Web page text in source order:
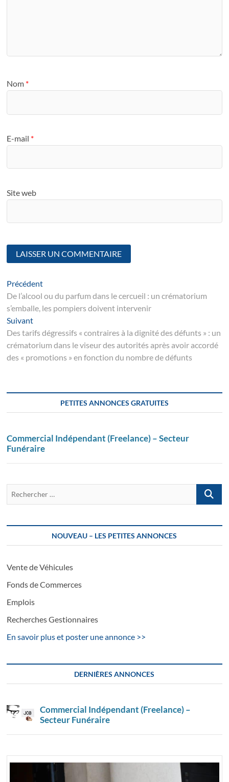
Nom *
E-mail *
Site web
Navigation
de
l’article
PrécédentArticle
suivant
De l’alcool ou du parfum dans le cercueil : un crématorium
s’emballe, les pompiers doivent intervenir
SuivantSuivant
post:
Des tarifs dégressifs « contraires à la dignité des défunts » : un
crématorium dans le viseur des autorités après avoir accordé
des « promotions » en fonction du nombre de défunts
PETITES ANNONCES GRATUITES
Commercial Indépendant (Freelance) – Secteur
Funéraire
NOUVEAU – LES PETITES ANNONCES
Vente de Véhicules
Fonds de Commerces
Emplois
Recherches Gestionnaires
En savoir plus et poster une annonce >>
DERNIÈRES ANNONCES
Commercial Indépendant (Freelance) –
Secteur Funéraire